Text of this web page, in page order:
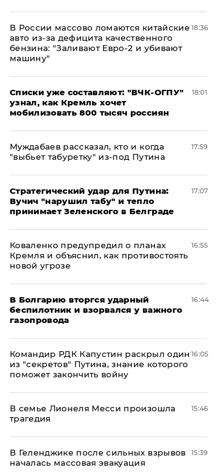
В России массово ломаются китайские
авто из-за дефицита качественного
бензина: "Заливают Евро-2 и убивают
машину"
18:36
Списки уже составляют: "ВЧК-ОГПУ"
узнал, как Кремль хочет
мобилизовать 800 тысяч россиян
18:01
Муждабаев рассказал, кто и когда
"выбьет табуретку" из-под Путина
17:59
Стратегический удар для Путина:
Вучич "нарушил табу" и тепло
принимает Зеленского в Белграде
17:07
Коваленко предупредил о планах
Кремля и объяснил, как противостоять
новой угрозе
16:55
В Болгарию вторгся ударный
беспилотник и взорвался у важного
газопровода
16:44
Командир РДК Капустин раскрыл один
из "секретов" Путина, знание которого
поможет закончить войну
16:05
В семье Лионеля Месси произошла
трагедия
15:46
В Геленджике после сильных взрывов
началась массовая эвакуация
15:39